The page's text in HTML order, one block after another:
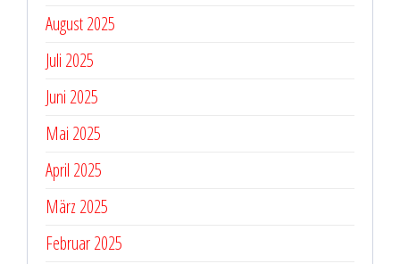
August 2025
Juli 2025
Juni 2025
Mai 2025
April 2025
März 2025
Februar 2025